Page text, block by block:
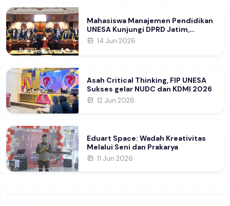
Mahasiswa Manajemen Pendidikan
UNESA Kunjungi DPRD Jatim,
Perdalam Pemahaman Kebijakan
14 Jun 2026
Asah Critical Thinking, FIP UNESA
Sukses gelar NUDC dan KDMI 2026
12 Jun 2026
Eduart Space: Wadah Kreativitas
Melalui Seni dan Prakarya
11 Jun 2026